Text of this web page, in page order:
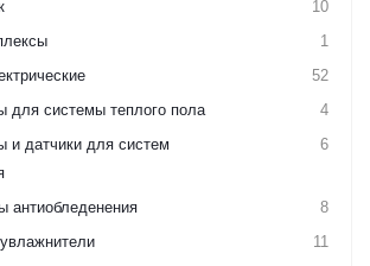
10
1
52
для системы теплого пола
4
и датчики для систем
6
антиобледенения
8
11